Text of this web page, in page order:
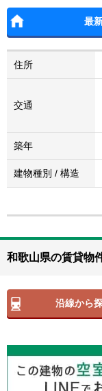
最
住所
交通
築年
建物種別 / 構造
和歌山県の賃貸物
沿線から